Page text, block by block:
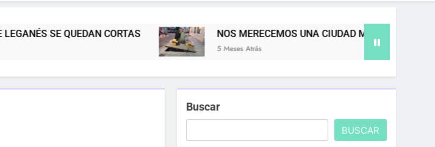
QUEDAN CORTAS NOS MERECEMOS UNA CIUDAD MÁS LIMPIA
5 Meses Atrás
Buscar
BUSCAR